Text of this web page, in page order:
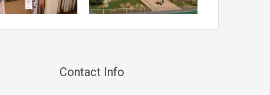
Contact Info